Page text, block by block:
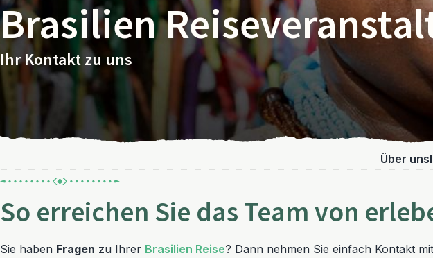
Brasilien
Ihr Kontakt zu uns
Über uns
So erreichen Sie das Team von
Sie haben Fragen zu Ihrer Brasilien Reise? Dann nehmen Sie einfach Kontakt